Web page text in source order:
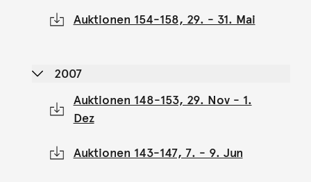
Auktionen 154-158, 29. - 31. Mai
2007
Auktionen 148-153, 29. Nov - 1.
Dez
Auktionen 143-147, 7. - 9. Jun